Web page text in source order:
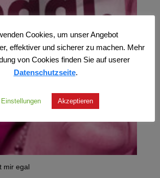
mir egal
Cookies, um unser Angebot
effektiver und sicherer zu machen. Mehr
von Cookies finden Sie auf userer
Datenschutzseite.
Einstellungen Akzeptieren